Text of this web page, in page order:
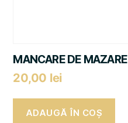
MANCARE DE MAZARE
20,00 lei
ADAUGĂ ÎN COȘ